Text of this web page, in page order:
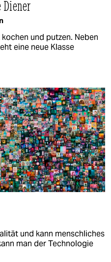
und putzen. Neben
eine neue Klasse
und kann menschliches
man der Technologie